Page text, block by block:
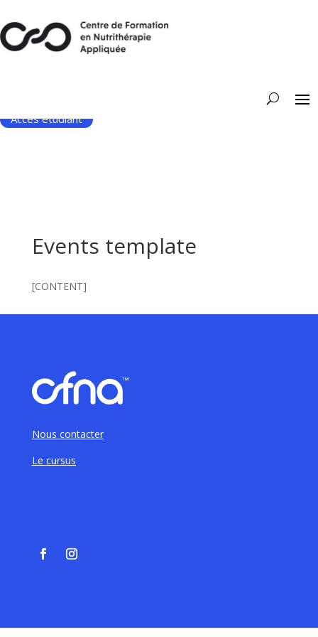
Accès étudiant
Events template
[CONTENT]
Nous contacter
Le cursus